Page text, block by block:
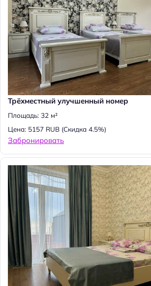
Трёхместный улучшенный номер
Площадь: 32 м²
Цена: 5157 RUB (Скидка 4.5%)
Забронировать